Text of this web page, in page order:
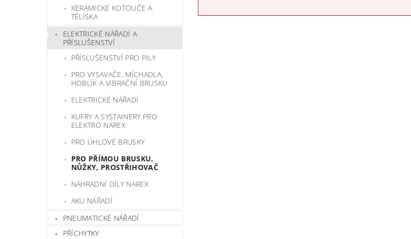
KERAMICKÉ KOTOUČE A
TĚLÍSKA
ELEKTRICKÉ NÁŘADÍ A
PŘÍSLUŠENSTVÍ
PŘÍSLUŠENSTVÍ PRO PILY
PRO VYSAVAČE, MÍCHADLA,
HOBLÍK A VIBRAČNÍ BRUSKU
ELEKTRICKÉ NÁŘADÍ
KUFRY A SYSTAINERY PRO
ELEKTRO NAREX
PRO ÚHLOVÉ BRUSKY
PRO PŘÍMOU BRUSKU,
NŮŽKY, PROSTŘIHOVAČ
NÁHRADNÍ DÍLY NAREX
AKU NÁŘADÍ
PNEUMATICKÉ NÁŘADÍ
PŘÍCHYTKY